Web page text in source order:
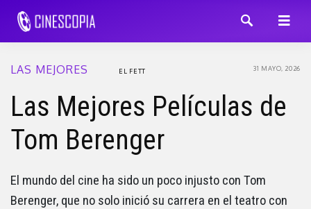
LAS MEJORES 31 MAYO, 2026
EL FETT
Las Mejores Películas de
Tom Berenger
El mundo del cine ha sido un poco injusto con Tom
Berenger, que no solo inició su carrera en el teatro con